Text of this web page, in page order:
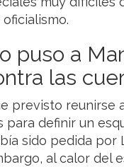
puso a
las
previsto reunirse
para definir un
sido pedida por
al calor del